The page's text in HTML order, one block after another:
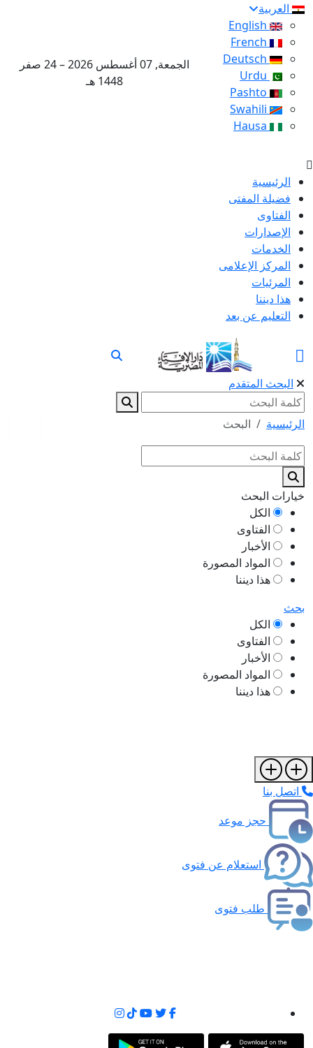
العربية
الجمعة, 07 أغسطس 2026 – 24 صفر
1448 هـ
الرئيسية
فضيلة المفتى
الفتاوى
الإصدارات
الخدمات
المركز الإعلامى
المرئيات
هذا ديننا
التعليم عن بعد
البحث المتقدم
الرئيسية البحث
خيارات البحث
الكل
الفتاوى
الأخبار
المواد المصورة
هذا ديننا
بحث
الكل
الفتاوى
الأخبار
المواد المصورة
هذا ديننا
اتصل بنا
حجز موعد
استعلام عن فتوى
طلب فتوى